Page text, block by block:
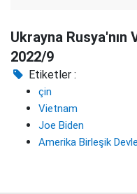
Ukrayna Rusya'nın
2022/9
Etiketler :
çin
Vietnam
Joe Biden
Amerika Birleşik